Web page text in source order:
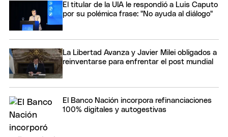
El titular de la UIA le respondió a Luis Caputo
por su polémica frase: "No ayuda al diálogo"
La Libertad Avanza y Javier Milei obligados a
reinventarse para enfrentar el post mundial
El Banco Nación incorpora refinanciaciones
100% digitales y autogestivas